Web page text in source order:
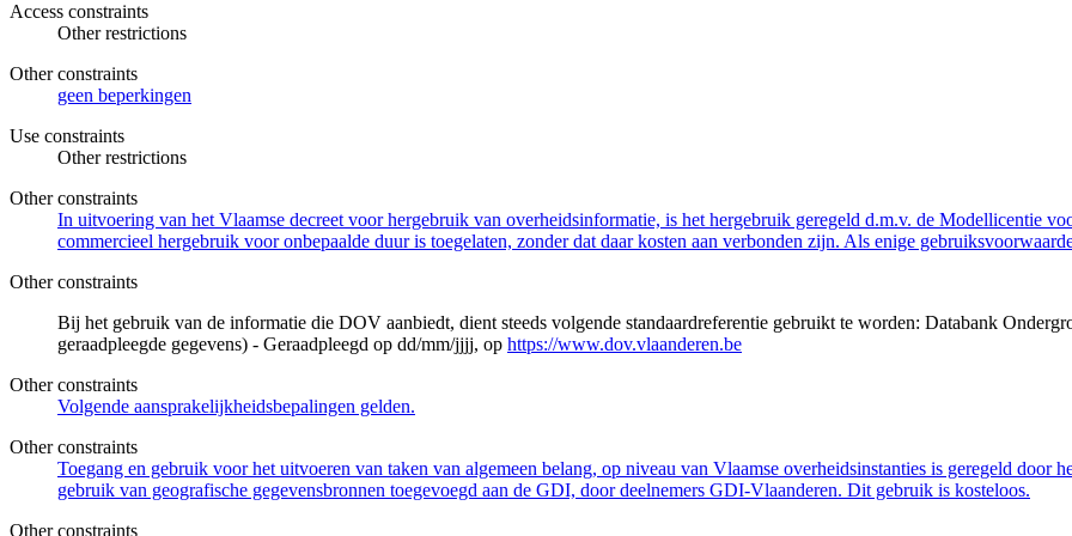
Access constraints
Other restrictions
Other constraints
geen beperkingen
Use constraints
Other restrictions
Other constraints
In uitvoering van het Vlaamse decreet voor hergebruik van overheidsinformatie, is het hergebruik geregeld d.m.v. de Modellicentie
commercieel hergebruik voor onbepaalde duur is toegelaten, zonder dat daar kosten aan verbonden zijn. Als enige
Other constraints
Bij het gebruik van de informatie die DOV aanbiedt, dient steeds volgende standaardreferentie gebruikt te worden: Databank
geraadpleegde gegevens) - Geraadpleegd op dd/mm/jjjj, op https://www.dov.vlaanderen.be
Other constraints
Volgende aansprakelijkheidsbepalingen gelden.
Other constraints
Toegang en gebruik voor het uitvoeren van taken van algemeen belang, op niveau van Vlaamse overheidsinstanties is geregeld door
gebruik van geografische gegevensbronnen toegevoegd aan de GDI, door deelnemers GDI-Vlaanderen. Dit gebruik is kosteloos.
Other constraints